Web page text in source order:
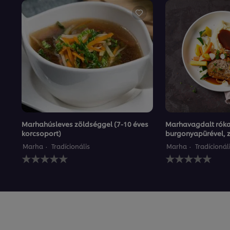
Marhahúsleves zöldséggel (7-10 éves
korcsoport)
Marha Tradícionális
Nem
küldtek
ehhez
Marhavagdalt
burgonyapürével,
Marha
Nem
küldtek
ehhez